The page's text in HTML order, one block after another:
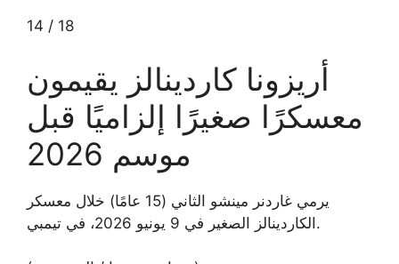
14 / 18
أريزونا كاردينالز يقيمون
معسكرًا صغيرًا إلزاميًا قبل
موسم 2026
يرمي غاردنر مينشو الثاني (15 عامًا) خلال معسكر
الكاردينالز الصغير في 9 يونيو 2026، في تيمبي.